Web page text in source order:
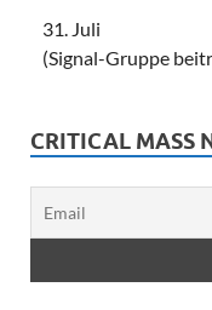
31. Juli
(Signal-Gruppe
CRITICAL MASS